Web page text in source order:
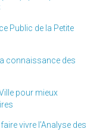
Public de la Petite
connaissance des
pour mieux
vivre l’Analyse des